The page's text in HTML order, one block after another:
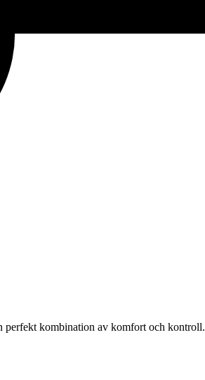
perfekt kombination av komfort och kontroll.